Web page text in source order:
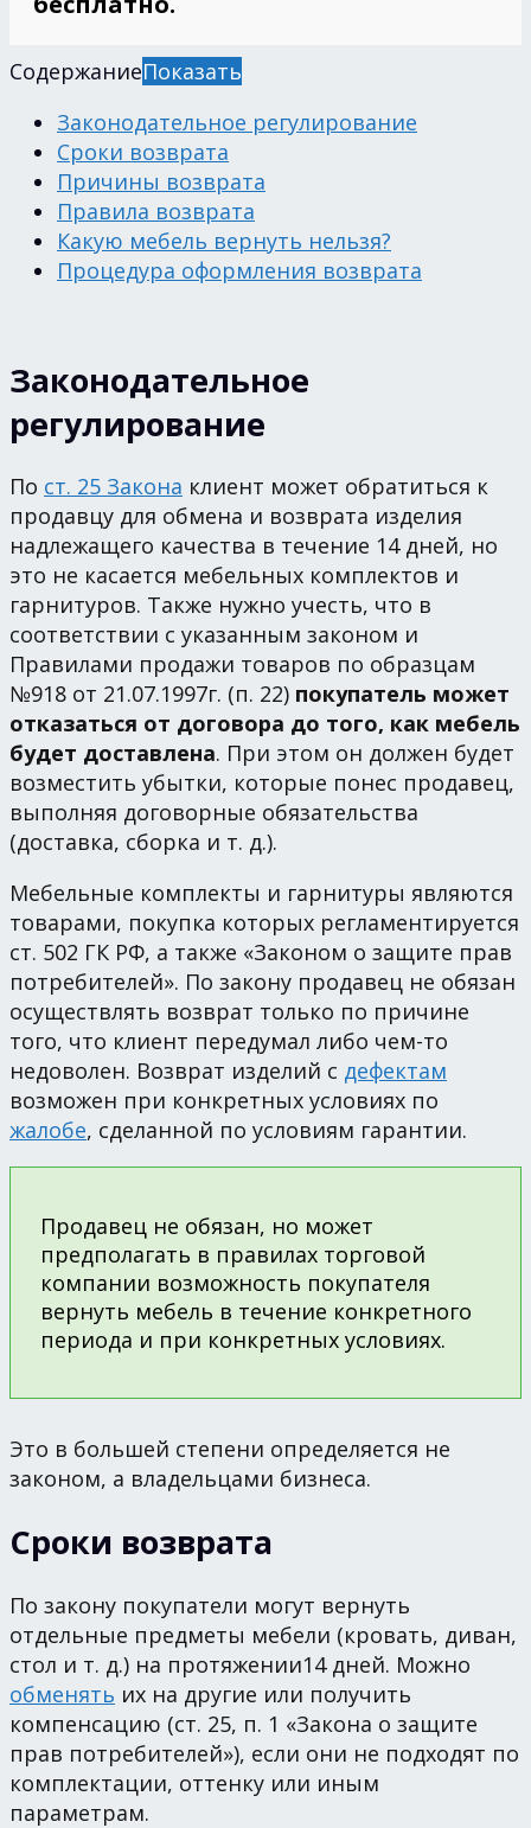
СодержаниеПоказать
Законодательное регулирование
Сроки возврата
Причины возврата
Правила возврата
Какую мебель вернуть нельзя?
Процедура оформления возврата
Законодательное
регулирование
По ст. 25 Закона клиент может обратиться к
продавцу для обмена и возврата изделия
надлежащего качества в течение 14 дней, но
это не касается мебельных комплектов и
гарнитуров. Также нужно учесть, что в
соответствии с указанным законом и
Правилами продажи товаров по образцам
№918 от 21.07.1997г. (п. 22) покупатель может
отказаться от договора до того, как мебель
будет доставлена. При этом он должен будет
возместить убытки, которые понес продавец,
выполняя договорные обязательства
(доставка, сборка и т. д.).
Мебельные комплекты и гарнитуры являются
товарами, покупка которых регламентируется
ст. 502 ГК РФ, а также «Законом о защите прав
потребителей». По закону продавец не обязан
осуществлять возврат только по причине
того, что клиент передумал либо чем-то
недоволен. Возврат изделий с дефектам
возможен при конкретных условиях по
жалобе, сделанной по условиям гарантии.
Продавец не обязан, но может
предполагать в правилах торговой
компании возможность покупателя
вернуть мебель в течение конкретного
периода и при конкретных условиях.
Это в большей степени определяется не
законом, а владельцами бизнеса.
Сроки возврата
По закону покупатели могут вернуть
отдельные предметы мебели (кровать, диван,
стол и т. д.) на протяжении14 дней. Можно
обменять их на другие или получить
компенсацию (ст. 25, п. 1 «Закона о защите
прав потребителей»), если они не подходят по
комплектации, оттенку или иным
параметрам.